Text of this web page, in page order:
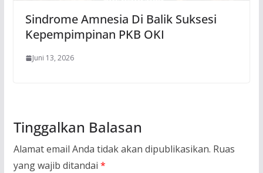
Sindrome Amnesia Di Balik Suksesi
Kepempimpinan PKB OKI
Juni 13, 2026
Tinggalkan Balasan
Alamat email Anda tidak akan dipublikasikan. Ruas
yang wajib ditandai *